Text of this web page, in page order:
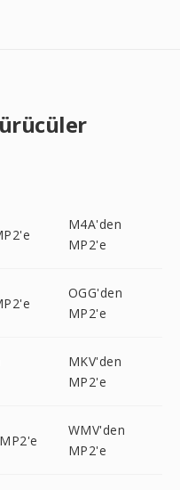
M4A'den
MP2'e
OGG'den
MP2'e
MKV'den
MP2'e
WMV'den
MP2'e